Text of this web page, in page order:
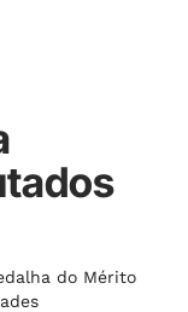
do Mérito